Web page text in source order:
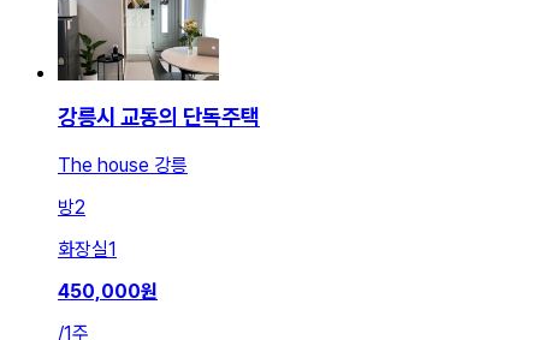
강릉시 교동의 단독주택
The house 강릉
방2
화장실1
450,000원
/1주